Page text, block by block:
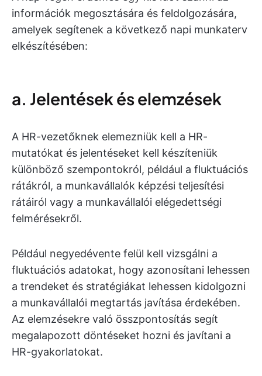
információk megosztására és feldolgozására,
amelyek segítenek a következő napi munkaterv
elkészítésében:
a. Jelentések és elemzések
A HR-vezetőknek elemezniük kell a HR-
mutatókat és jelentéseket kell készíteniük
különböző szempontokról, például a fluktuációs
rátákról, a munkavállalók képzési teljesítési
rátáiról vagy a munkavállalói elégedettségi
felmérésekről.
Például negyedévente felül kell vizsgálni a
fluktuációs adatokat, hogy azonosítani lehessen
a trendeket és stratégiákat lehessen kidolgozni
a munkavállalói megtartás javítása érdekében.
Az elemzésekre való összpontosítás segít
megalapozott döntéseket hozni és javítani a
HR-gyakorlatokat.